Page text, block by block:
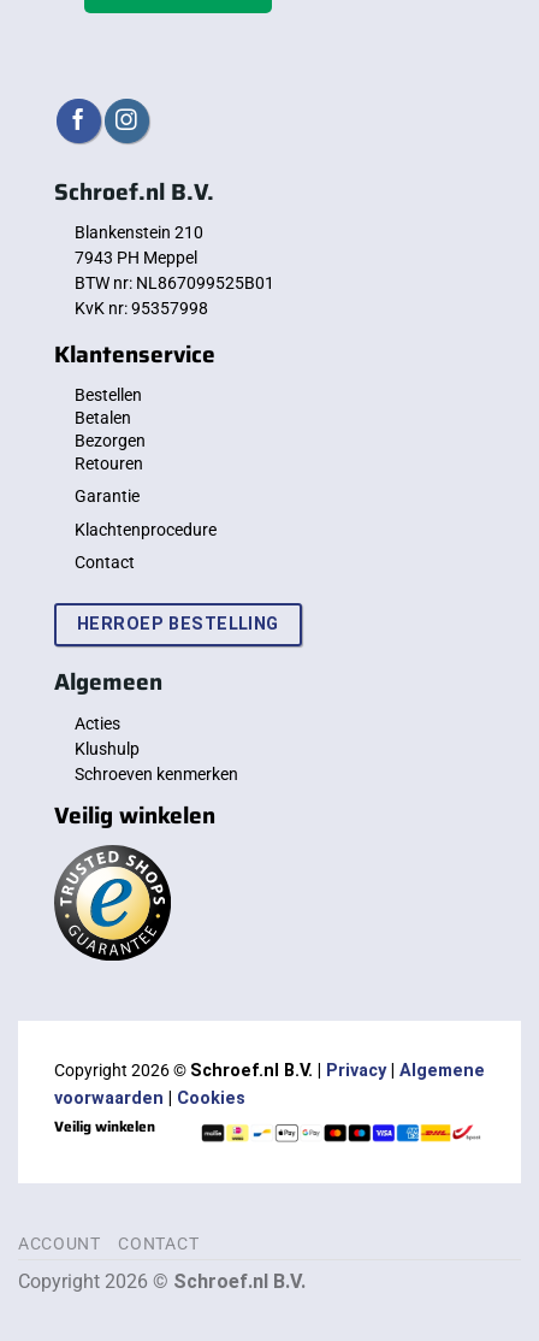
Schroef.nl B.V.
Blankenstein 210
7943 PH Meppel
BTW nr: NL867099525B01
KvK nr: 95357998
Klantenservice
Bestellen
Betalen
Bezorgen
Retouren
Garantie
Klachtenprocedure
Contact
HERROEP BESTELLING
Algemeen
Acties
Klushulp
Schroeven kenmerken
Veilig winkelen
Copyright 2026 © Schroef.nl B.V. | Privacy| Algemene
voorwaarden
Cookies
Veilig winkelen
ACCOUNT CONTACT
Copyright 2026 © Schroef.nl B.V.